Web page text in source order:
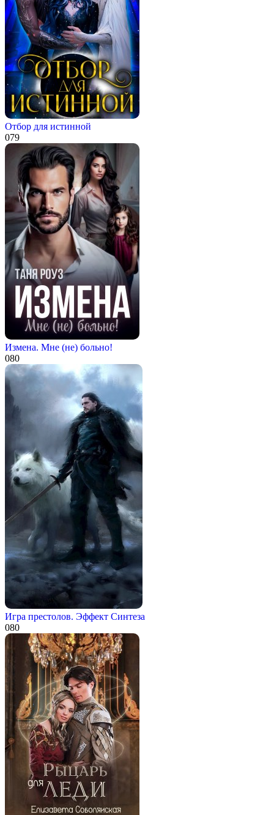
Отбор для истинной
079
Измена. Мне (не) больно!
080
Игра престолов. Эффект Синтеза
080